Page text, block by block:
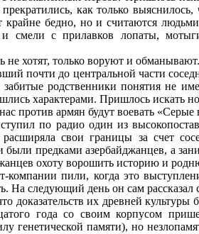
как только
бедно, но и считаются
с прилавков лопаты,
не хотят, только воруют и
почти до центральной части
родственники понятия не
характерами. Пришлось искать
против армян будут воевать
по радио один из
свои границы за счет
предками азербайджанцев, а
охоту ворошить историю и
пили, когда это
На следующий день он сам
доказательств их древней культуры
года со своим корпусом
генетической памяти), но